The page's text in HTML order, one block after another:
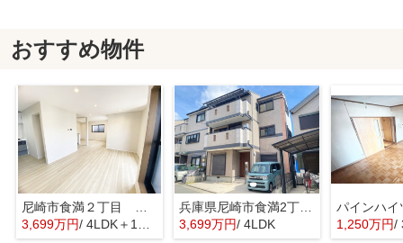
おすすめ物件
3,699万円/ 4LDK＋1S(納戸)
兵庫県尼崎市食満2丁目7-27
3,699万円/ 4LDK
パインハイ
1,250万円/